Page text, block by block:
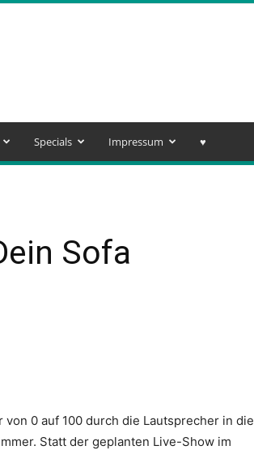
Specials Impressum ♥️
Sofa
0 auf 100 durch die Lautsprecher in die
Statt der geplanten Live-Show im